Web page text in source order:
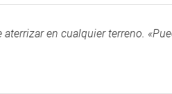
en cualquier terreno.